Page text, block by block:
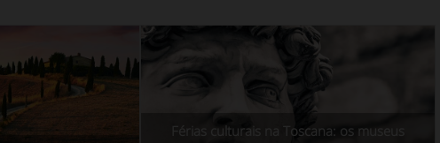
Férias culturais na Toscana: os museus